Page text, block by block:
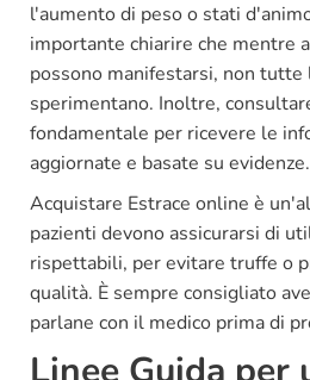
l'aumento di peso o stati
importante chiarire che mentre
possono manifestarsi, non tutte
sperimentano. Inoltre,
fondamentale per ricevere le
aggiornate e basate su evidenze.
Acquistare Estrace online è
pazienti devono assicurarsi di
rispettabili, per evitare truffe o
qualità. È sempre consigliato
parlane con il medico prima di